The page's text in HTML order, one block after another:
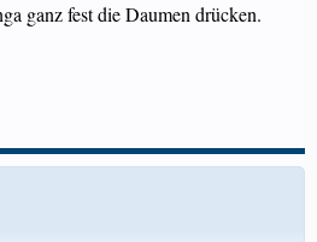
ganz fest die Daumen drücken.